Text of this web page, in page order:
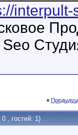
Seo
«
, гостей: 1)